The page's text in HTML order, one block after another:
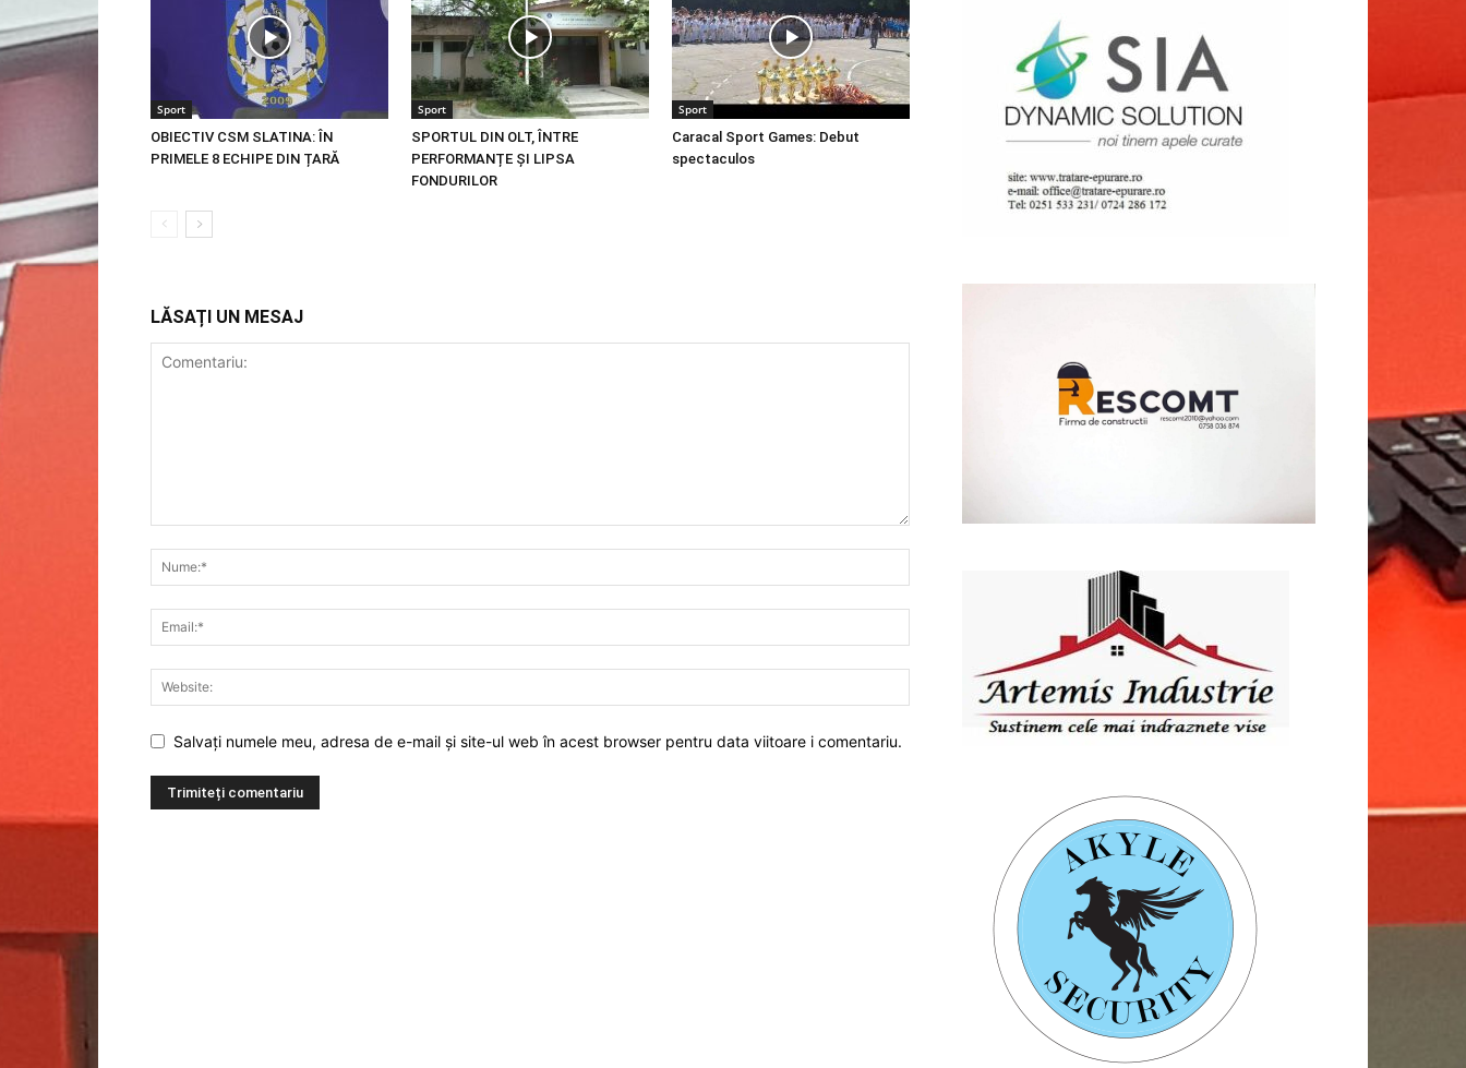
Sport
OBIECTIV CSM SLATINA: ÎN
PRIMELE 8 ECHIPE DIN ȚARĂ
Sport
SPORTUL DIN OLT, ÎNTRE
PERFORMANȚE ȘI LIPSA
FONDURILOR
Sport
Caracal Sport Games: Debut
spectaculos
LĂSAȚI UN MESAJ
Salvați numele meu, adresa de e-mail și site-ul web în acest browser pentru data viitoare i comentariu.